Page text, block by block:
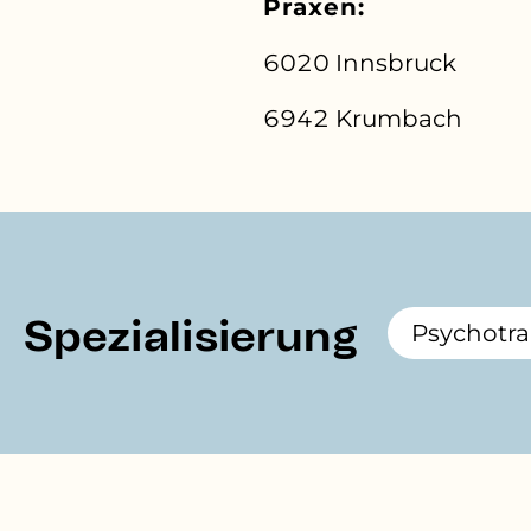
Praxen:
6020 Innsbruck
6942 Krumbach
Spezialisierung